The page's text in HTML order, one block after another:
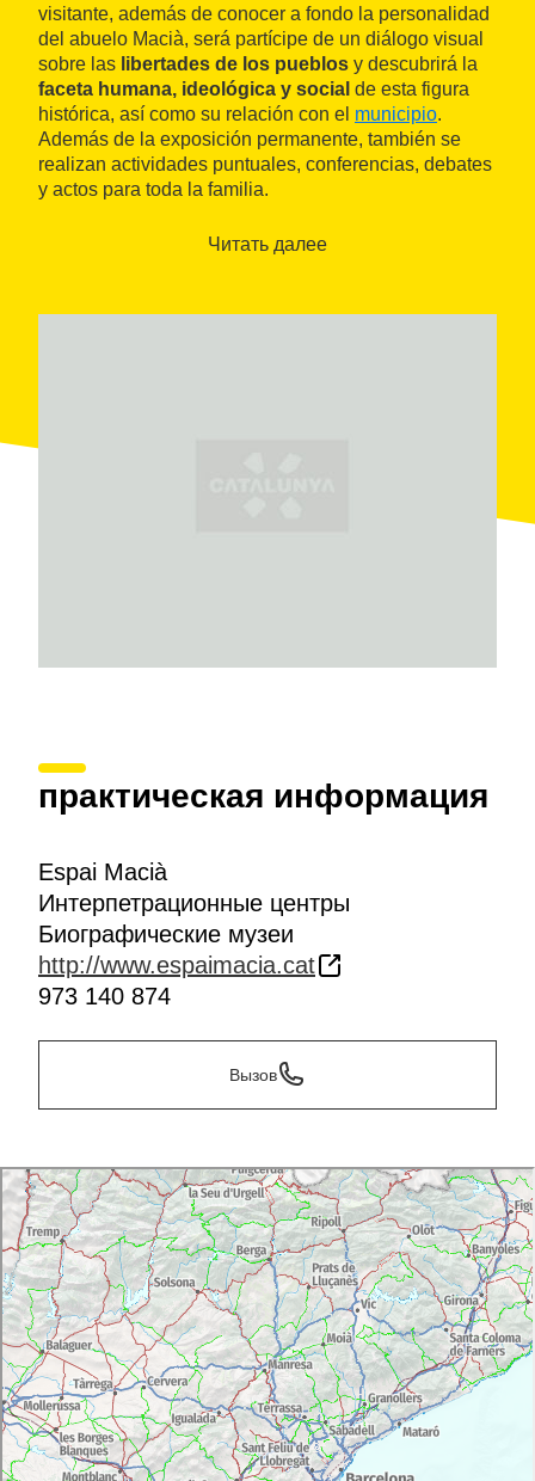
visitante, además de conocer a fondo la personalidad
del abuelo Macià, será partícipe de un diálogo visual
sobre las libertades de los pueblos y descubrirá la
faceta humana, ideológica y social de esta figura
histórica, así como su relación con el municipio.
Además de la exposición permanente, también se
realizan actividades puntuales, conferencias, debates
y actos para toda la familia.
Читать далее
практическая информация
Espai Macià
Интерпетрационные центры
Биографические музеи
http://www.espaimacia.cat
973 140 874
Вызов